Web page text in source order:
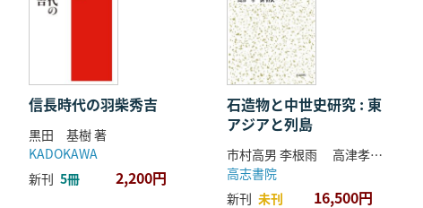
信長時代の羽柴秀吉
黒田 基樹 著
KADOKAWA
新刊 5冊 2,200円
石造物と中世史研究 : 東
アジアと列島
市村高男 李根雨 高津孝 劉恒武 編
高志書院
新刊 未刊 16,500円